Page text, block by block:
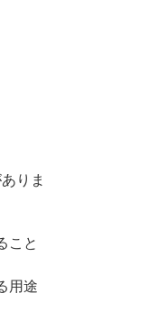
りま
こと
用途